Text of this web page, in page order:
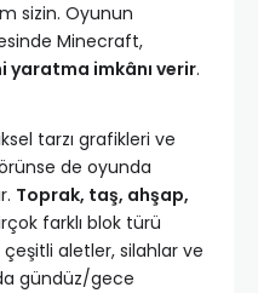
sizin. Oyunun
Minecraft,
yaratma imkânı verir.
tarzı grafikleri ve
de oyunda
Toprak, taş, ahşap,
farklı blok türü
çeşitli aletler, silahlar ve
gündüz/gece